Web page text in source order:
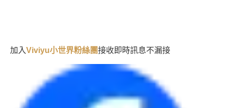
加入Viviyu小世界粉絲團接收即時訊息不漏接